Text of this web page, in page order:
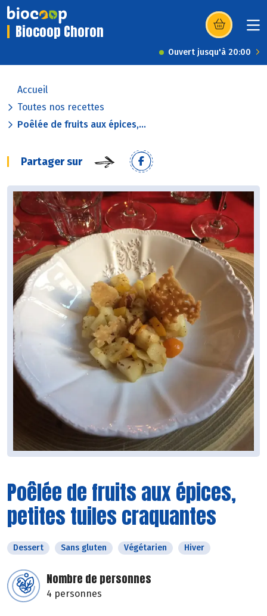
Biocoop Choron (s’ouvre dans
Ouvert jusqu'à 20:00
Accueil
Toutes nos recettes
Poêlée de fruits aux épices,...
Partager sur
Poêlée de fruits aux épices,
petites tuiles craquantes
Dessert Sans gluten Végétarien Hiver
Nombre de personnes
4 personnes